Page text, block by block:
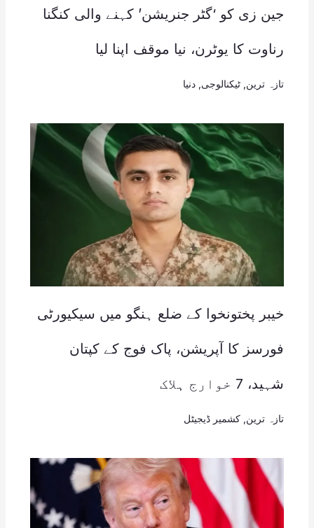
جین زی کو ‘گٹر جنریشن’ کہنے والی کنگنا
رناوت کا یوٹرن، نیا موقف اپنا لیا
تازہ ترین ٹیکنالوجی دنیا
خیبر پختونخوا کے ضلع ہنگو میں سیکیورٹی
فورسز کا آپریشن، پاک فوج کے کپتان
شہید، 7 خوارج ہلاک
تازہ ترین کشمیر ڈیجیٹل